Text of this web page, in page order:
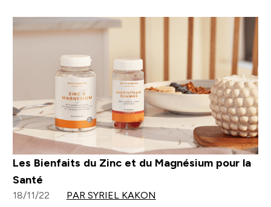
Les Bienfaits du Zinc et du Magnésium pour la
Santé
18/11/22 PAR SYRIEL KAKON